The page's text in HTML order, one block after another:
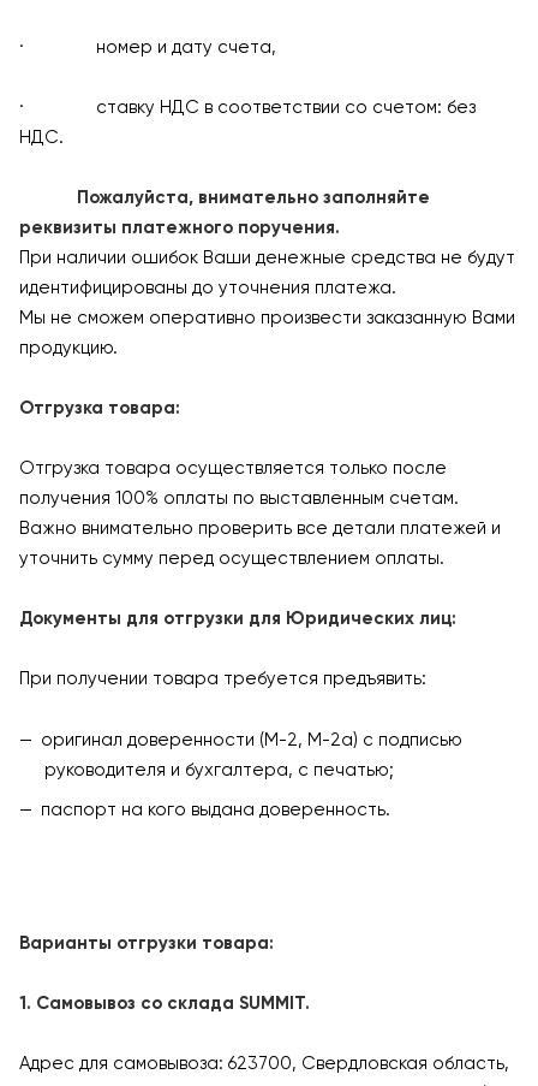
· номер и дату счета,
· ставку НДС в соответствии со счетом: без
НДС.
Пожалуйста, внимательно заполняйте
реквизиты платежного поручения.
При наличии ошибок Ваши денежные средства не будут
идентифицированы до уточнения платежа.
Мы не сможем оперативно произвести заказанную Вами
продукцию.
Отгрузка товара:
Отгрузка товара осуществляется только после
получения 100% оплаты по выставленным счетам.
Важно внимательно проверить все детали платежей и
уточнить сумму перед осуществлением оплаты.
Документы для отгрузки для Юридических лиц:
При получении товара требуется предъявить:
оригинал доверенности (М-2, М-2а) с подписью
руководителя и бухгалтера, с печатью;
паспорт на кого выдана доверенность.
Варианты отгрузки товара:
1. Самовывоз со склада SUMMIT.
Адрес для самовывоза: 623700, Свердловская область,